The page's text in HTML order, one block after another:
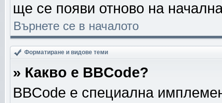
ще се появи отново на
Върнете се в началото
Форматиране и видове теми
» Какво е BBCode?
BBCode е специална